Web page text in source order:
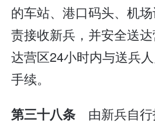
的车站、港口码头、机
责接收新兵，并安全送
达营区24小时内与送兵
手续。
第三十八条 由新兵自行